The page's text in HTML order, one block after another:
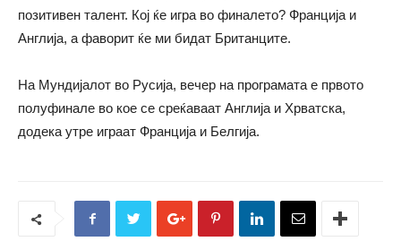
позитивен талент. Кој ќе игра во финалето? Франција и
Англија, а фаворит ќе ми бидат Британците.
На Мундијалот во Русија, вечер на програмата е првото
полуфинале во кое се среќаваат Англија и Хрватска,
додека утре играат Франција и Белгија.